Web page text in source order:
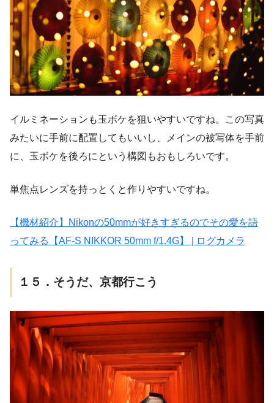
イルミネーションも玉ボケを狙いやすいですね。この写真
みたいに手前に配置してもいいし、メインの被写体を手前
に、玉ボケを後ろにという構図もおもしろいです。
単焦点レンズを持っとくと作りやすいですね。
【機材紹介】Nikonの50mmが好きすぎるのでその愛を語
ってみる【AF-S NIKKOR 50mm f/1.4G】 | ログカメラ
１５．そうだ、京都行こう